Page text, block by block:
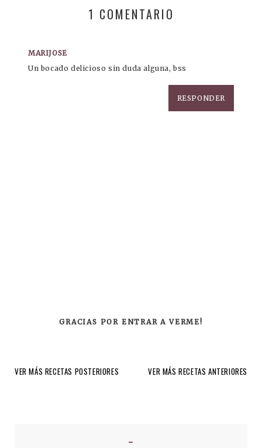
1 COMENTARIO
MARIJOSE
Un bocado delicioso sin duda alguna, bss
RESPONDER
GRACIAS POR ENTRAR A VERME!
VER MÁS RECETAS POSTERIORES VER MÁS RECETAS ANTERIORES